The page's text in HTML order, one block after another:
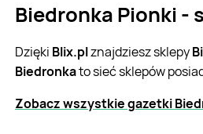
Biedronka Pionki -
Dzięki Blix.plznajdziesz sklepy
Biedronkato sieć sklepów
Zobacz wszystkie gazetki